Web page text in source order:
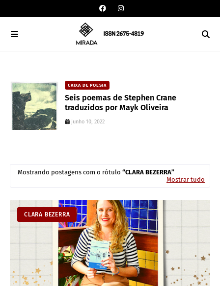
CAIXA DE POESIA
Seis poemas de Stephen Crane
traduzidos por Mayk Oliveira
junho 10, 2022
Mostrando postagens com o rótulo
CLARA BEZERRA
Mostrar tudo
CLARA BEZERRA